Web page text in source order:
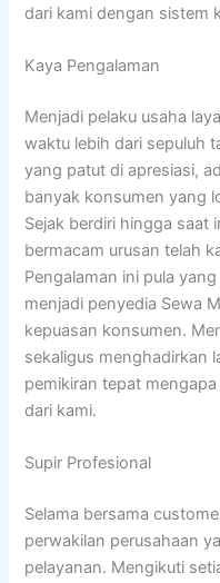
dari kami dengan sistem
Kaya Pengalaman
Menjadi pelaku usaha
waktu lebih dari sepuluh
yang patut di apresiasi,
banyak konsumen yang
Sejak berdiri hingga saat
bermacam urusan telah
Pengalaman ini pula
menjadi penyedia Sewa
kepuasan konsumen.
sekaligus menghadirkan
pemikiran tepat
dari kami.
Supir Profesional
Selama bersama
perwakilan perusahaan
pelayanan. Mengikuti